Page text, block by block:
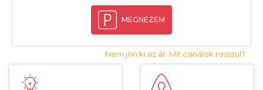
MEGNÉZEM
Nem jön ki az ár. Mit csinálok rosszul?